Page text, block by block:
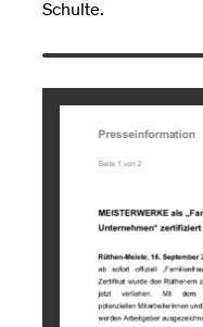
Schulte.